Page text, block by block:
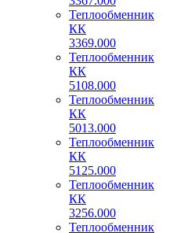
Теплообменник
КК
3369.000
Теплообменник
КК
5108.000
Теплообменник
КК
5013.000
Теплообменник
КК
5125.000
Теплообменник
КК
3256.000
Теплообменник